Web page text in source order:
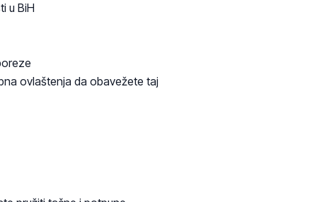
u BiH
ovlaštenja da obavežete taj